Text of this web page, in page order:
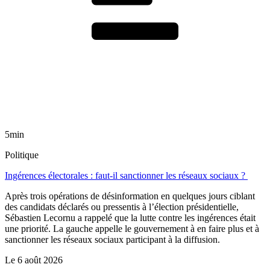
5min
Politique
Ingérences électorales : faut-il sanctionner les réseaux sociaux ?
Après trois opérations de désinformation en quelques jours ciblant
des candidats déclarés ou pressentis à l’élection présidentielle,
Sébastien Lecornu a rappelé que la lutte contre les ingérences était
une priorité. La gauche appelle le gouvernement à en faire plus et à
sanctionner les réseaux sociaux participant à la diffusion.
Le 6 août 2026